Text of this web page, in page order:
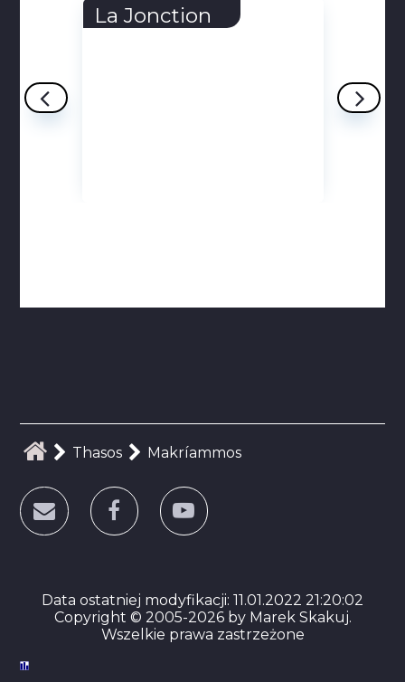
La Jonction
Thasos Makríammos
Data ostatniej modyfikacji: 11.01.2022 21:20:02
Copyright © 2005-2026 by Marek Skakuj.
Wszelkie prawa zastrzeżone